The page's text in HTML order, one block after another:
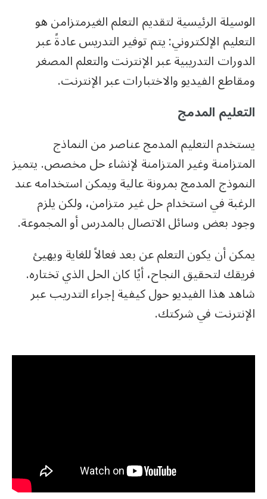
الوسيلة الرئيسية لتقديم التعلم الغيرمتزامن هو
التعليم الإلكتروني: يتم توفير التدريس عادةً عبر
الدورات التدريبية عبر الإنترنت والتعلم المصغر
ومقاطع الفيديو والاختبارات عبر الإنترنت.
التعليم المدمج
يستخدم التعليم المدمج عناصر من النماذج
المتزامنة وغير المتزامنة لإنشاء حل مخصص. يتميز
النموذج المدمج بمرونة عالية ويمكن استخدامه عند
الرغبة في استخدام حل غير متزامن، ولكن يلزم
وجود بعض وسائل الاتصال بالمدرس أو المجموعة.
يمكن أن يكون التعلم عن بعد فعالاً للغاية ويهيئ
فريقك لتحقيق النجاح، أيًا كان الحل الذي تختاره.
شاهد هذا الفيديو حول كيفية إجراء التدريب عبر
الإنترنت في شركتك.